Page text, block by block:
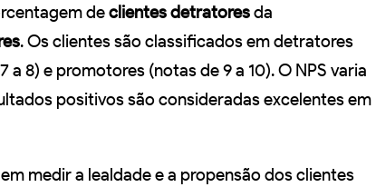
declientes detratoresda
. Os clientes são classificados em detratores
a 8) e promotores (notas de 9 a 10). O NPS varia
positivos são consideradas excelentes em
medir a lealdade e a propensão dos clientes